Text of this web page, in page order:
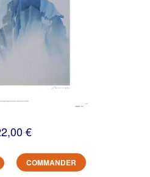
€
COMMANDER